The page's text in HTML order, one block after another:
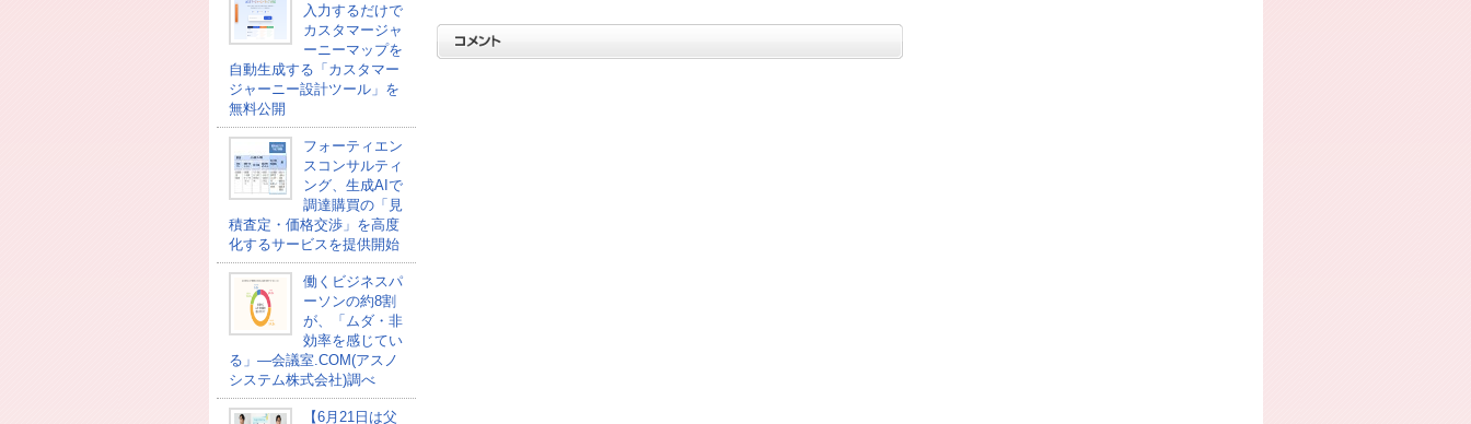
入力するだけで
カスタマージャ
ーニーマップを
自動生成する「カスタマー
ジャーニー設計ツール」を
無料公開
フォーティエン
スコンサルティ
ング、生成AIで
調達購買の「見
積査定・価格交渉」を高度
化するサービスを提供開始
働くビジネスパ
ーソンの約8割
が、「ムダ・非
効率を感じてい
る」―会議室.COM(アスノ
システム株式会社)調べ
【6月21日は父